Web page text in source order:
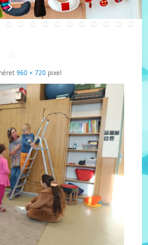
960 × 720pixel